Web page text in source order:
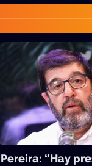
Pereira: “Hay